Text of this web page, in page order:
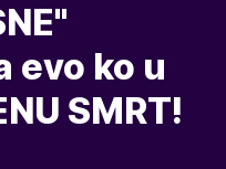
evo ko u
SMRT!